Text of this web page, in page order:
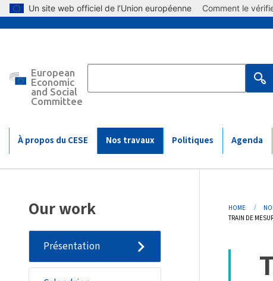
Skip to main content
Un site web officiel de l’Union européenne Comment le
European
Economic
and Social
Committee Main
(Mobile)
À propos du CESE Nos travaux Politiques Agenda
Our work
Présentation
HOME
CURRENT:
TRAIN DE